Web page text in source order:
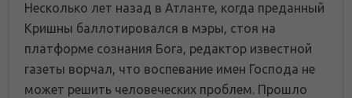
Несколько лет назад в Атланте, когда преданный
Кришны баллотировался в мэры, стоя на
платформе сознания Бога, редактор известной
газеты ворчал, что воспевание имен Господа не
может решить человеческих проблем. Прошло